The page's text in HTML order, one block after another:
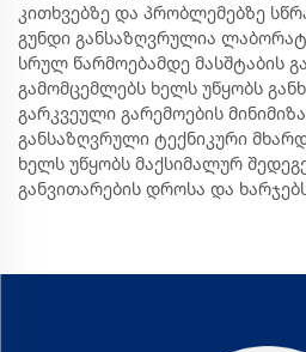
კითხვებზე და პრობლემებზე
გუნდი განსაზღვრულია
სრულ წარმოებამდე მასშტაბის
გამომცემლებს ხელს უწყობს
გარკვეული გარემოების
განსაზღვრული ტექნიკური
ხელს უწყობს მაქსიმალურ
განვითარების დროსა და